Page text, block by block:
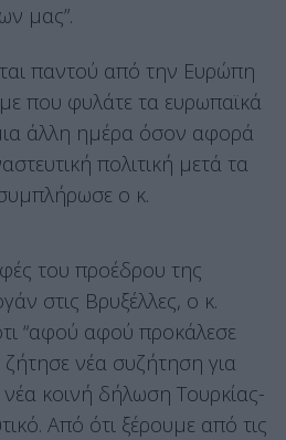
μας”.
παντού από την Ευρώπη
που φυλάτε τα ευρωπαϊκά
άλλη ημέρα όσον αφορά
πολιτική μετά τα
ο κ.
του προέδρου της
στις Βρυξέλλες, ο κ.
“αφού αφού προκάλεσε
νέα συζήτηση για
κοινή δήλωση Τουρκίας-
Από ότι ξέρουμε από τις